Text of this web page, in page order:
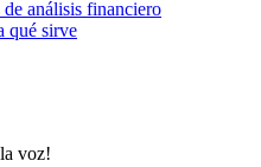
análisis financiero
qué sirve
voz!